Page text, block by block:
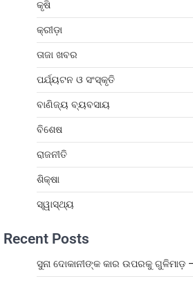
କୃଷି
କ୍ରୀଡ଼ା
ତାଜା ଖବର
ପର୍ଯ୍ୟଟନ ଓ ସଂସ୍କୃତି
ବାଣିଜ୍ୟ ବ୍ୟବସାୟ
ବିଶେଷ
ରାଜନୀତି
ଶିକ୍ଷା
ସ୍ୱାସ୍ଥ୍ୟ
Recent Posts
ସୁନା ଦୋକାନୀଙ୍କ କାର ଉପରକୁ ଗୁଳିମାଡ଼ –